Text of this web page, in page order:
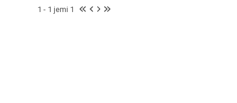
1 - 1 jemi 1